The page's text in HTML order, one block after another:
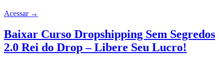
Acessar →
Baixar Curso Dropshipping Sem Segredos
2.0 Rei do Drop – Libere Seu Lucro!